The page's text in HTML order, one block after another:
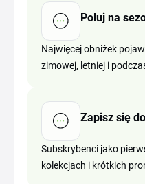
Poluj na
Najwięcej obniżek
zimowej, letniej i
Zapisz się
Subskrybenci jako
kolekcjach i krótkich